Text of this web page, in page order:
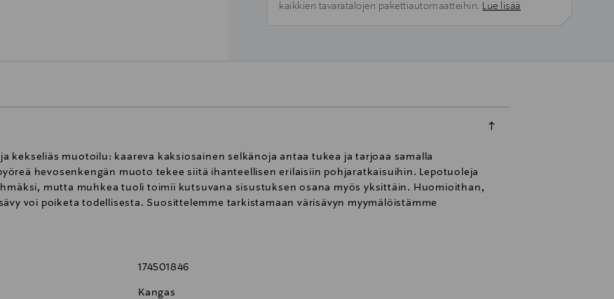
kaikkien tavaratalojen pakettiautomaatteihin. Lue lisää
kekseliäs muotoilu: kaareva kaksiosainen selkänoja antaa tukea ja tarjoaa samalla
hevosenkengän muoto tekee siitä ihanteellisen erilaisiin pohjaratkaisuihin. Lepotuoleja
mutta muhkea tuoli toimii kutsuvana sisustuksen osana myös yksittäin. Huomioithan,
voi poiketa todellisesta. Suosittelemme tarkistamaan värisävyn myymälöistämme
174501846
Kangas